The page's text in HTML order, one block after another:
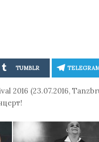
TUMBLR
2016 (23.07.2016,